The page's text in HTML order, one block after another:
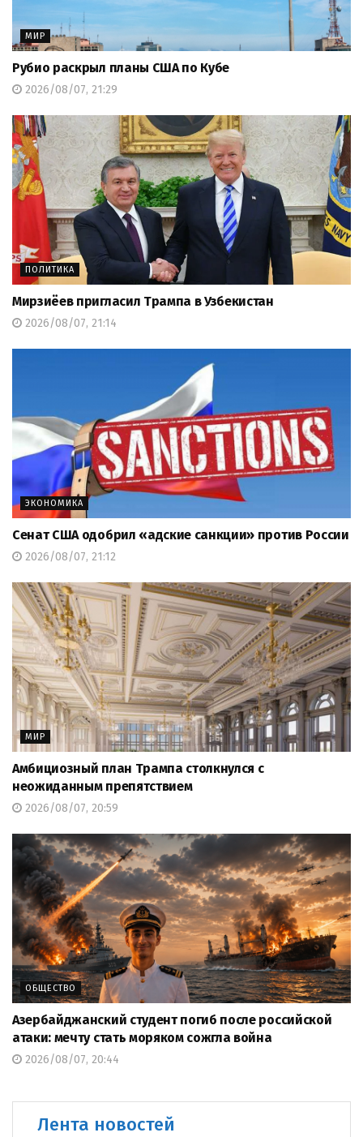
МИР
Рубио раскрыл планы США по Кубе
2026/08/07, 21:29
ПОЛИТИКА
Мирзиёев пригласил Трампа в Узбекистан
2026/08/07, 21:14
ЭКОНОМИКА
Сенат США одобрил «адские санкции» против России
2026/08/07, 21:12
МИР
Амбициозный план Трампа столкнулся с
неожиданным препятствием
2026/08/07, 20:59
ОБЩЕСТВО
Азербайджанский студент погиб после российской
атаки: мечту стать моряком сожгла война
2026/08/07, 20:44
Лента новостей